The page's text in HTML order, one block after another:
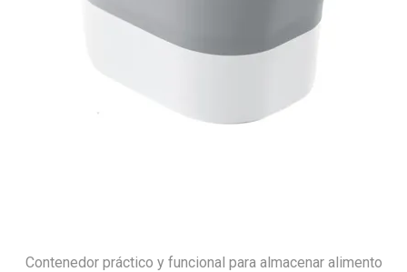
Contenedor práctico y funcional para almacenar alimento